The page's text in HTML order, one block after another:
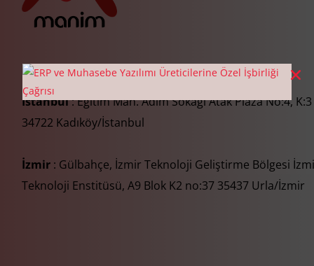
İstanbul: Eğitim Mah. Adım Sokağı Atak Plaza No:4,
34722 Kadıköy/İstanbul
İzmir : Gülbahçe, İzmir Teknoloji Geliştirme Bölgesi
Teknoloji Enstitüsü, A9 Blok K2 no:37 35437 Urla/İzmir